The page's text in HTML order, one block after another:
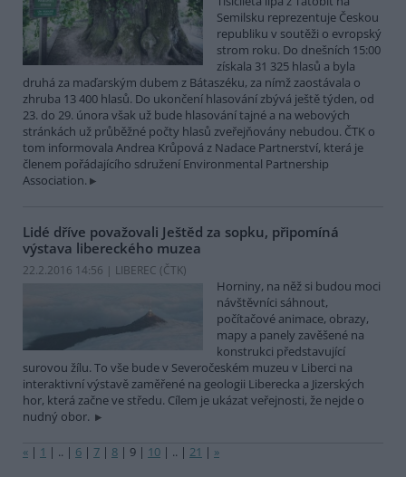
Semilsku reprezentuje Českou
republiku v soutěži o evropský
strom roku. Do dnešních 15:00
získala 31 325 hlasů a byla
druhá za maďarským dubem z Bátaszéku, za nímž zaostávala o
zhruba 13 400 hlasů. Do ukončení hlasování zbývá ještě týden, od
23. do 29. února však už bude hlasování tajné a na webových
stránkách už průběžné počty hlasů zveřejňovány nebudou. ČTK o
tom informovala Andrea Krůpová z Nadace Partnerství, která je
členem pořádajícího sdružení Environmental Partnership
Association.
Lidé dříve považovali Ještěd za sopku, připomíná
výstava libereckého muzea
22.2.2016 14:56 | LIBEREC (ČTK)
Horniny, na něž si budou moci
návštěvníci sáhnout,
počítačové animace, obrazy,
mapy a panely zavěšené na
konstrukci představující
surovou žílu. To vše bude v Severočeském muzeu v Liberci na
interaktivní výstavě zaměřené na geologii Liberecka a Jizerských
hor, která začne ve středu. Cílem je ukázat veřejnosti, že nejde o
nudný obor.
« | 1 | .. | 6 | 7 | 8 | 9 | 10 | .. | 21 | »